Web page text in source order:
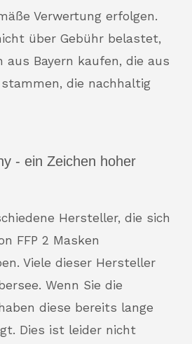
Verwertung erfolgen.
über Gebühr belastet,
aus Bayern kaufen, die aus
die nachhaltig
- ein Zeichen hoher
Hersteller, die sich
FFP 2 Masken
Viele dieser Hersteller
Wenn Sie die
diese bereits lange
Dies ist leider nicht